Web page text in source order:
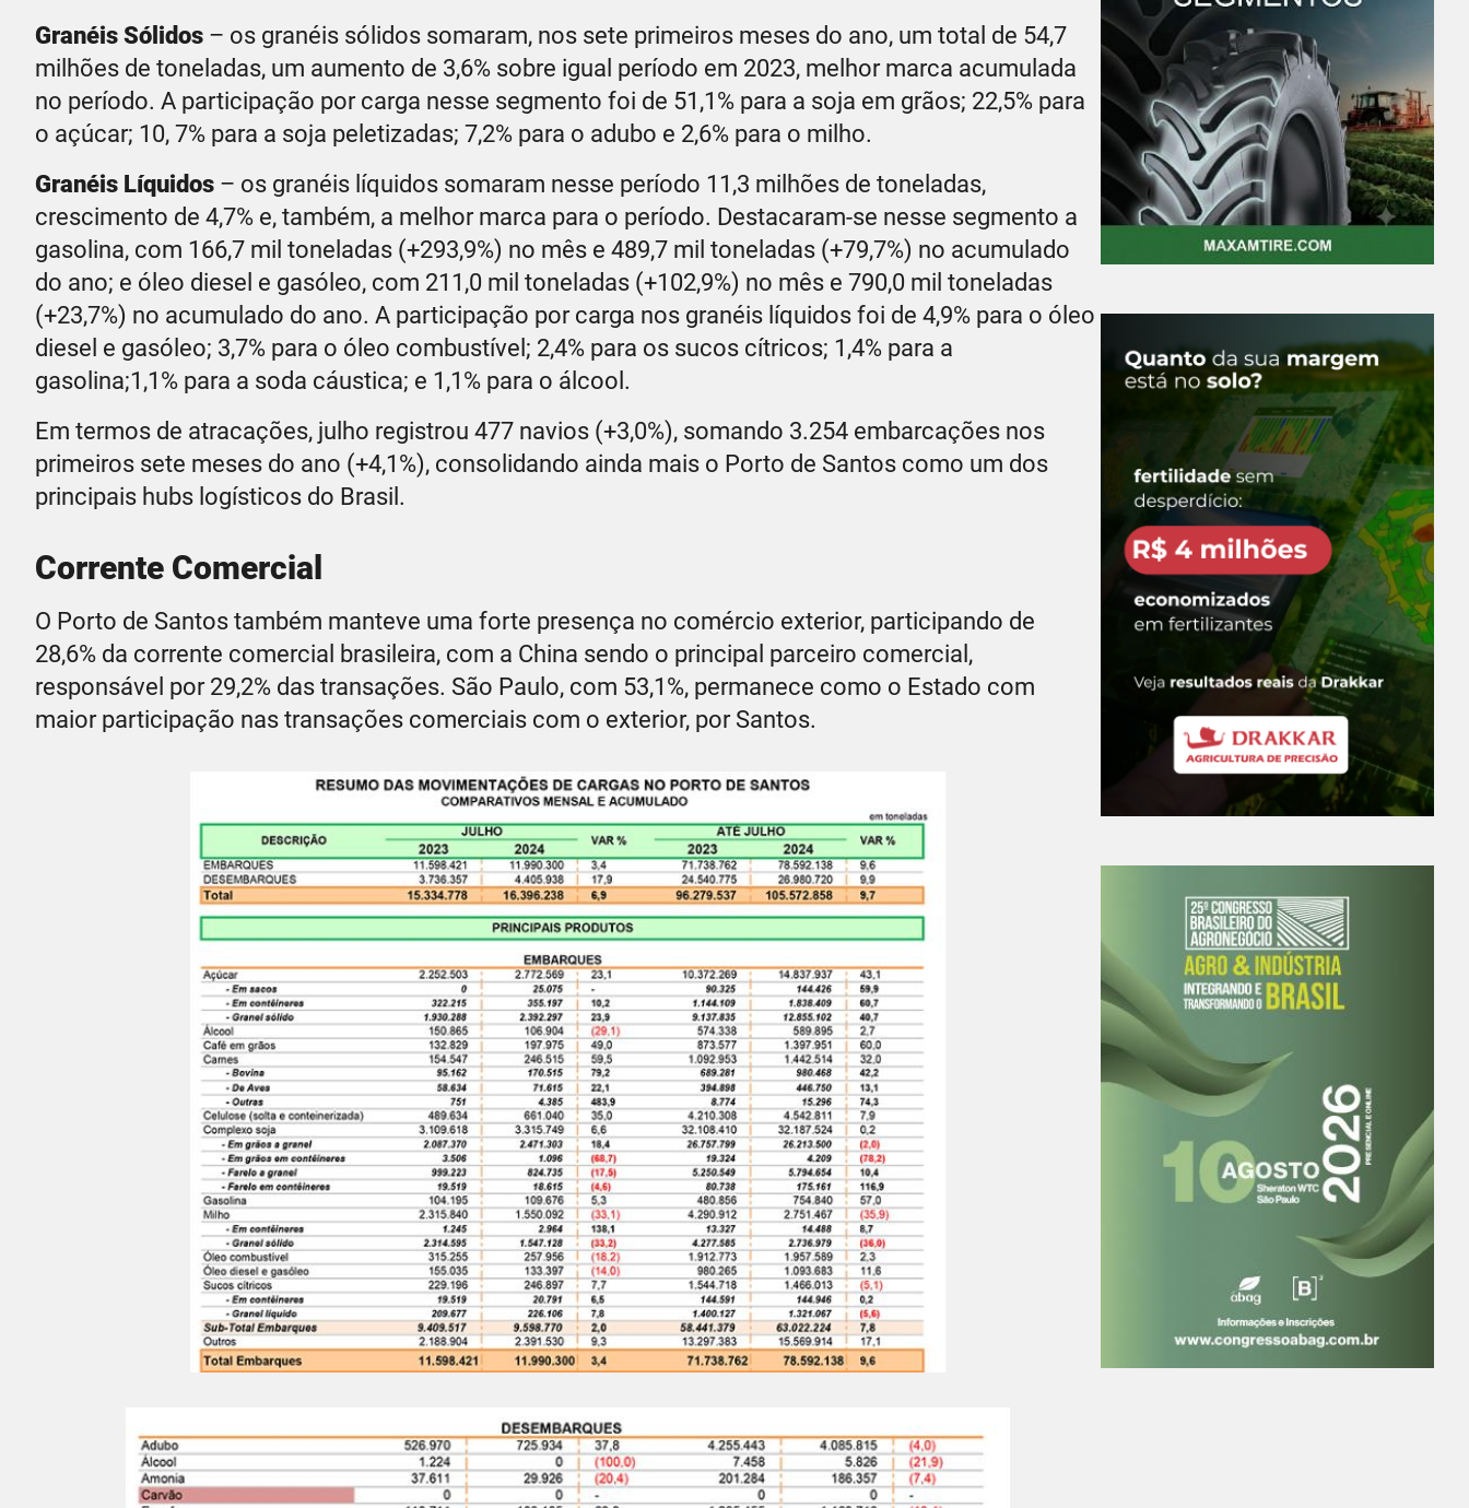
Granéis Sólidos – os granéis sólidos somaram, nos sete primeiros meses do ano, um total de 54,7
milhões de toneladas, um aumento de 3,6% sobre igual período em 2023, melhor marca acumulada
no período. A participação por carga nesse segmento foi de 51,1% para a soja em grãos; 22,5% para
o açúcar; 10, 7% para a soja peletizadas; 7,2% para o adubo e 2,6% para o milho.
Granéis Líquidos – os granéis líquidos somaram nesse período 11,3 milhões de toneladas,
crescimento de 4,7% e, também, a melhor marca para o período. Destacaram-se nesse segmento a
gasolina, com 166,7 mil toneladas (+293,9%) no mês e 489,7 mil toneladas (+79,7%) no acumulado
do ano; e óleo diesel e gasóleo, com 211,0 mil toneladas (+102,9%) no mês e 790,0 mil toneladas
(+23,7%) no acumulado do ano. A participação por carga nos granéis líquidos foi de 4,9% para o óleo
diesel e gasóleo; 3,7% para o óleo combustível; 2,4% para os sucos cítricos; 1,4% para a
gasolina;1,1% para a soda cáustica; e 1,1% para o álcool.
Em termos de atracações, julho registrou 477 navios (+3,0%), somando 3.254 embarcações nos
primeiros sete meses do ano (+4,1%), consolidando ainda mais o Porto de Santos como um dos
principais hubs logísticos do Brasil.
Corrente Comercial
O Porto de Santos também manteve uma forte presença no comércio exterior, participando de
28,6% da corrente comercial brasileira, com a China sendo o principal parceiro comercial,
responsável por 29,2% das transações. São Paulo, com 53,1%, permanece como o Estado com
maior participação nas transações comerciais com o exterior, por Santos.